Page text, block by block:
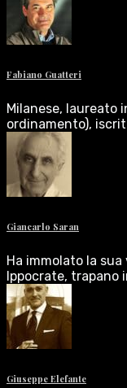
Fabiano Guatteri
Milanese, laureato
ordinamento),
Giancarlo Saran
Ha immolato la
Ippocrate, trapano
Giuseppe Elefante